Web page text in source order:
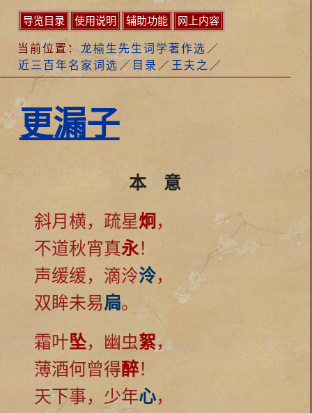
导览目录 使用说明 辅助功能 网上内容
当前位置： 龙榆生先生词学著作选 ／
近三百年名家词选 ／ 目录 ／ 王夫之 ／
更漏子
本 意
斜月横，疏星炯 ，
不道秋宵真永！
声缓缓，滴泠泠，
双眸未易扃。
霜叶坠，幽虫絮，
薄酒何曾得醉！
天下事，少年心，